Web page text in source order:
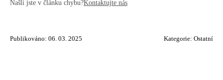
Našli jste v článku chybu?Kontaktujte nás
Publikováno: 06. 03. 2025 Kategorie: Ostatní